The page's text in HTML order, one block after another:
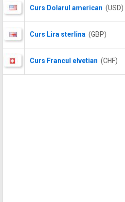
Curs Dolarul american (USD)
Curs Lira sterlina (GBP)
Curs Francul elvetian (CHF)